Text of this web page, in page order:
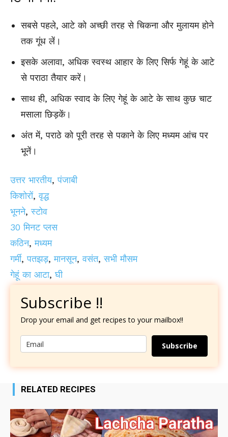
सबसे पहले, आटे को अच्छी तरह से चिकना और मुलायम होने
तक गूंध लें।
इसके अलावा, अधिक स्वस्थ आहार के लिए सिर्फ गेहूं के आटे
से पराठा तैयार करें।
साथ ही, अधिक स्वाद के लिए गेहूं के आटे के साथ कुछ चाट
मसाला छिड़कें।
अंत में, पराठे को पूरी तरह से पकाने के लिए मध्यम आंच पर
भूनें।
उत्तर भारतीय,पंजाबी
किशोरों,वृद्ध
भूनने,स्टोव
30 मिनट प्लस
कठिन,मध्यम
गर्मी,पतझड़,मानसून,वसंत,सभी मौसम
गेहूं का आटा,घी
Subscribe !!
Drop your email and get recipes to your mailbox!!
Subscribe
RELATED RECIPES